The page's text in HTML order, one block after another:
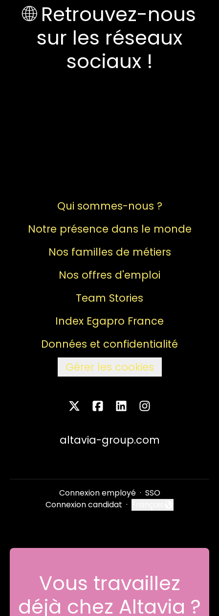
🌐 Retrouvez-nous
sur les réseaux
sociaux !
Qui sommes-nous ?
Notre présence dans le monde
Nos familles de métiers
Nos offres d'emploi
Team Stories
Index Egapro France
Données et confidentialité
Gérer les cookies
altavia-group.com
Connexion employé · SSO
Connexion candidat · Changer la langue
Vous travaillez
déjà chez Altavia ?